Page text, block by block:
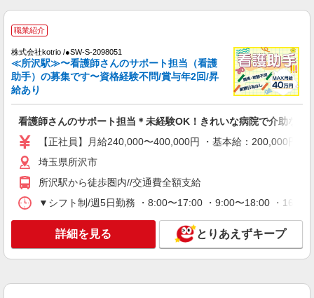
高収入を目指したい方必見！未経験でも日収
通費全支給(ガソリン代含む)＞
所沢市
キープ 詳細を見る
株式会社kotrio /●SI-H-2024119
高収入を目指したい方必見！未経験でも日収
1.2万〜可！看護助手
通費全支給(ガソリン代含む)＞
キープ
職業紹介
株式会社kotrio /●SW-S-2098051
≪所沢駅≫〜看護師さんのサポート担当（看護
助手）の募集です〜資格経験不問/賞与年2回/昇
給あり
看護師さんのサポート担当＊未経験OK！きれいな病院で介助など
【正社員】月給240,000〜400,000円 ・基本給：200,000円
埼玉県所沢市
所沢駅から徒歩圏内//交通費全額支給
▼シフト制/週5日勤務 ・8:00〜17:00 ・9:00〜18:00 ・
詳細を見る とりあえずキープ